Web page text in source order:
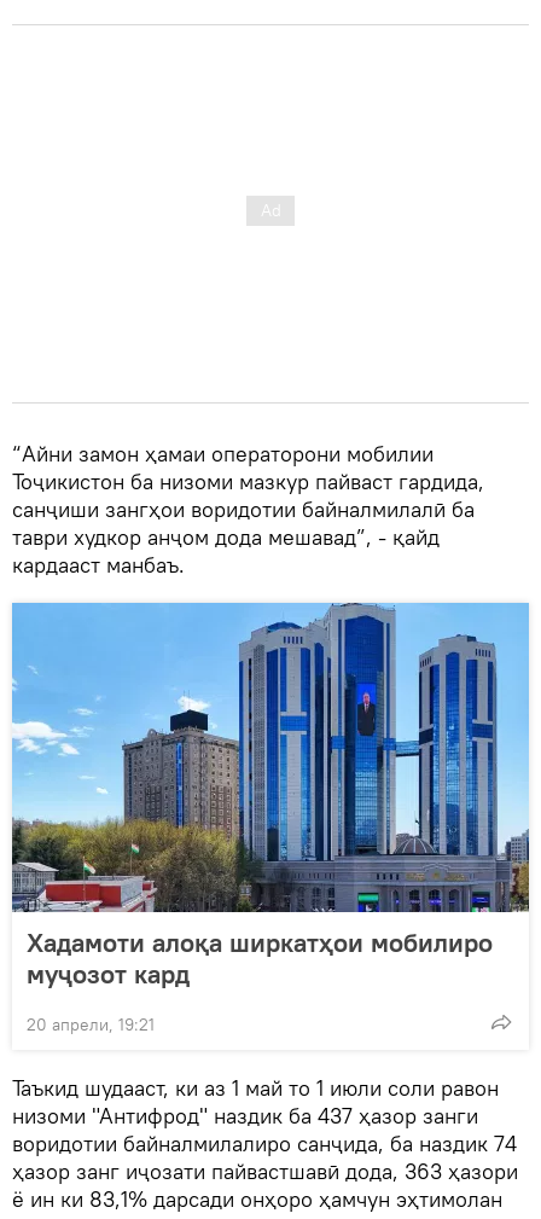
“Айни замон ҳамаи операторони мобилии
Тоҷикистон ба низоми мазкур пайваст гардида,
санҷиши зангҳои воридотии байналмилалӣ ба
таври худкор анҷом дода мешавад”, - қайд
кардааст манбаъ.
Хадамоти алоқа ширкатҳои мобилиро
муҷозот кард
20 апрели, 19:21
Таъкид шудааст, ки аз 1 май то 1 июли соли равон
низоми "Антифрод" наздик ба 437 ҳазор занги
воридотии байналмилалиро санҷида, ба наздик 74
ҳазор занг иҷозати пайвастшавӣ дода, 363 ҳазори
ё ин ки 83,1% дарсади онҳоро ҳамчун эҳтимолан